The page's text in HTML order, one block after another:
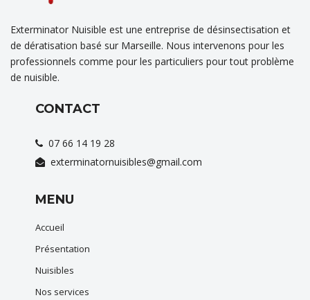
Exterminator Nuisible est une entreprise de désinsectisation et
de dératisation basé sur Marseille. Nous intervenons pour les
professionnels comme pour les particuliers pour tout problème
de nuisible.
CONTACT
07 66 14 19 28
exterminatornuisibles@gmail.com
MENU
Accueil
Présentation
Nuisibles
Nos services